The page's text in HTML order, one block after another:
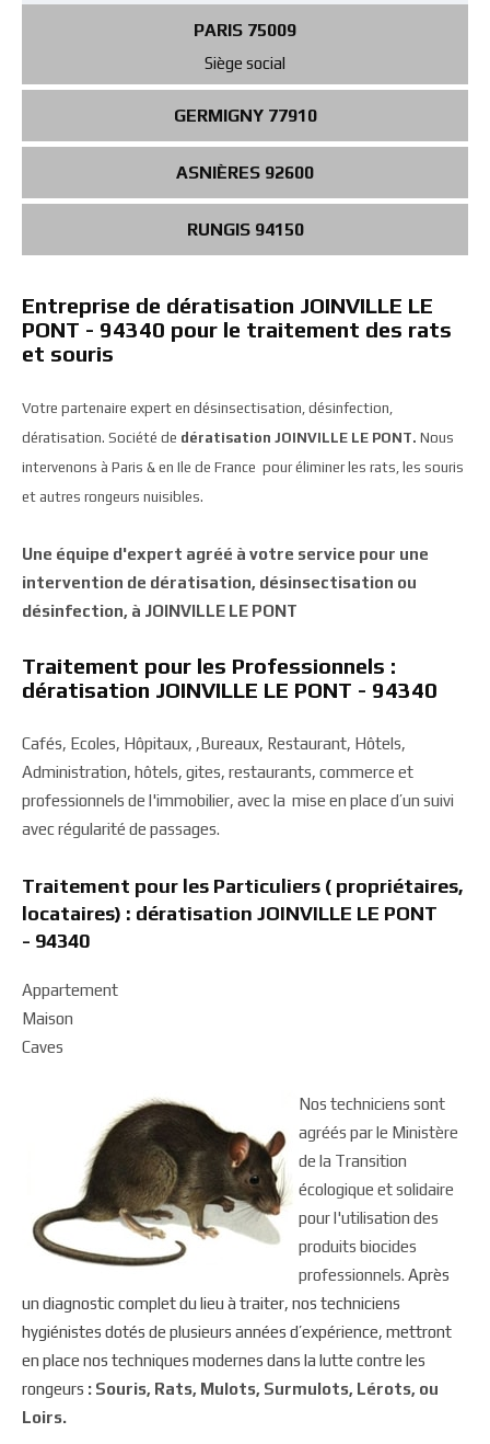
PARIS 75009
Siège social
GERMIGNY 77910
ASNIÈRES 92600
RUNGIS 94150
Entreprise de dératisation JOINVILLE LE
PONT - 94340 pour le traitement des rats
et souris
Votre partenaire expert en désinsectisation, désinfection,
dératisation. Société de dératisation JOINVILLE LE PONT. Nous
intervenons à Paris & en Ile de France pour éliminer les rats, les souris
et autres rongeurs nuisibles.
Une équipe d'expert agréé à votre service pour une
intervention de dératisation, désinsectisation ou
désinfection, à JOINVILLE LE PONT
Traitement pour les Professionnels :
dératisation JOINVILLE LE PONT - 94340
Cafés, Ecoles, Hôpitaux, ,Bureaux, Restaurant, Hôtels,
Administration, hôtels, gites, restaurants, commerce et
professionnels de l'immobilier, avec la mise en place d’un suivi
avec régularité de passages.
Traitement pour les Particuliers ( propriétaires,
locataires) : dératisation JOINVILLE LE PONT
- 94340
Appartement
Maison
Caves
Nos techniciens sont
agréés par le Ministère
de la Transition
écologique et solidaire
pour l'utilisation des
produits biocides
professionnels. Après
un diagnostic complet du lieu à traiter, nos techniciens
hygiénistes dotés de plusieurs années d’expérience, mettront
en place nos techniques modernes dans la lutte contre les
rongeurs : Souris, Rats, Mulots, Surmulots, Lérots, ou
Loirs.